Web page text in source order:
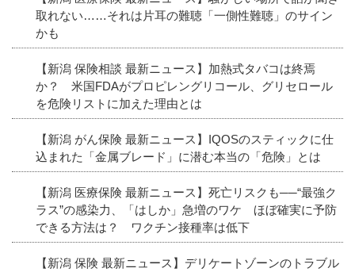
取れない……それは片耳の難聴「一側性難聴」のサイン
かも
【新潟 保険相談 最新ニュース】加熱式タバコは終焉
か？ 米国FDAがプロピレングリコール、グリセロール
を危険リストに加えた理由とは
【新潟 がん保険 最新ニュース】IQOSのスティックに仕
込まれた「金属ブレード」に潜む本当の「危険」とは
【新潟 医療保険 最新ニュース】死亡リスクも──“最強ク
ラス”の感染力、「はしか」急増のワケ ほぼ確実に予防
できる方法は？ ワクチン接種率は低下
【新潟 保険 最新ニュース】デリケートゾーンのトラブル